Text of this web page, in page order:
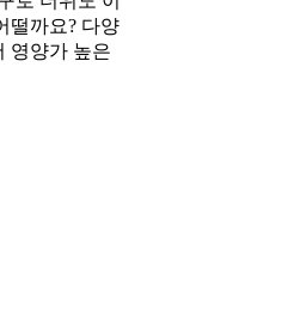
떨까요? 다양
영양가 높은